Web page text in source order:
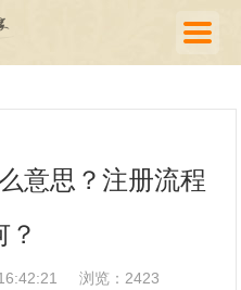
账
户
闻
意思？注册流程
？
浏览：2423